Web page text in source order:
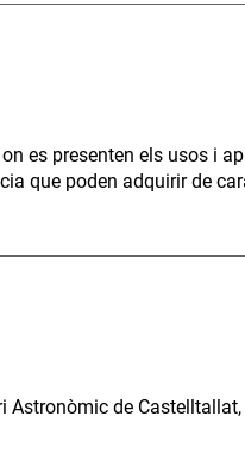
es presenten els usos i
que poden adquirir de
Astronòmic de